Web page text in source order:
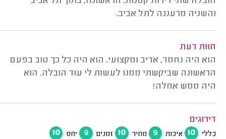
והשניה מרעננה לתל אביב.
חוות דעת
הוא היה נחמד, אדיב ומקצועי. הוא היה כל כך טוב בפעם
הראשונה שביקשתי ממנו לעשות לי עוד הובלה. הוא
היה ממש אחלה!
דירוגים
כללי 10 איכות 9 מחיר 10 זמנים 9 יחס 10